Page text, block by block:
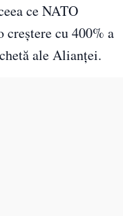
ce NATO
creștere cu 400% a
ale Alianței.